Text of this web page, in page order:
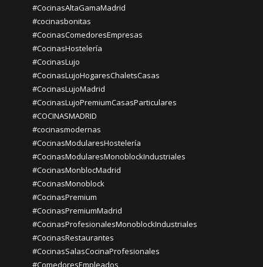
#CocinasAltaGamaMadrid
#cocinasbonitas
#CocinasComedoresEmpresas
#CocinasHostelería
#CocinasLujo
#CocinasLujoHogaresChaletsCasas
#CocinasLujoMadrid
#CocinasLujoPremiumCasasParticulares
#COCINASMADRID
#cocinasmodernas
#CocinasModularesHostelería
#CocinasModularesMonoblockIndustriales
#CocinasMonblocMadrid
#CocinasMonoblock
#CocinasPremium
#CocinasPremiumMadrid
#CocinasProfesionalesMonoblockIndustriales
#CocinasRestaurantes
#CocinasSalasCocinaProfesionales
#ComedoresEmpleados